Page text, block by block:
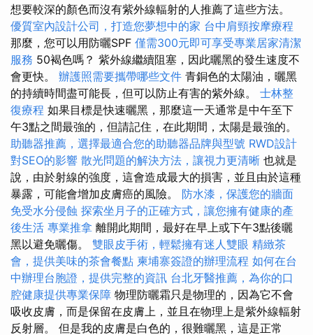
想要較深的顏色而沒有紫外線輻射的人推薦了這些方法。
優質室內設計公司，打造您夢想中的家 台中肩頸按摩療程
那麼，您可以用防曬SPF 僅需300元即可享受專業居家清潔
服務 50褐色嗎？ 紫外線繼續阻塞，因此曬黑的發生速度不
會更快。 辦護照需要攜帶哪些文件 青銅色的太陽油，曬黑
的持續時間盡可能長，但可以防止有害的紫外線。 士林整
復療程 如果目標是快速曬黑，那麼這一天通常是中午至下
午3點之間最強的，但請記住，在此期間，太陽是最強的。
助聽器推薦，選擇最適合您的助聽器品牌與型號 RWD設計
對SEO的影響 散光問題的解決方法，讓視力更清晰 也就是
說，由於射線的強度，這會造成最大的損害，並且由於這種
暴露，可能會增加皮膚癌的風險。 防水漆，保護您的牆面
免受水分侵蝕 探索坐月子的正確方式，讓您擁有健康的產
後生活 專業推拿 離開此期間，最好在早上或下午3點後曬
黑以避免曬傷。 雙眼皮手術，輕鬆擁有迷人雙眼 精緻茶
會，提供美味的茶會餐點 柬埔寨簽證的辦理流程 如何在台
中辦理台胞證，提供完整的資訊 台北牙醫推薦，為你的口
腔健康提供專業保障 物理防曬霜只是物理的，因為它不會
吸收皮膚，而是保留在皮膚上，並且在物理上是紫外線輻射
反射層。 但是我的皮膚是白色的，很難曬黑，這是正常